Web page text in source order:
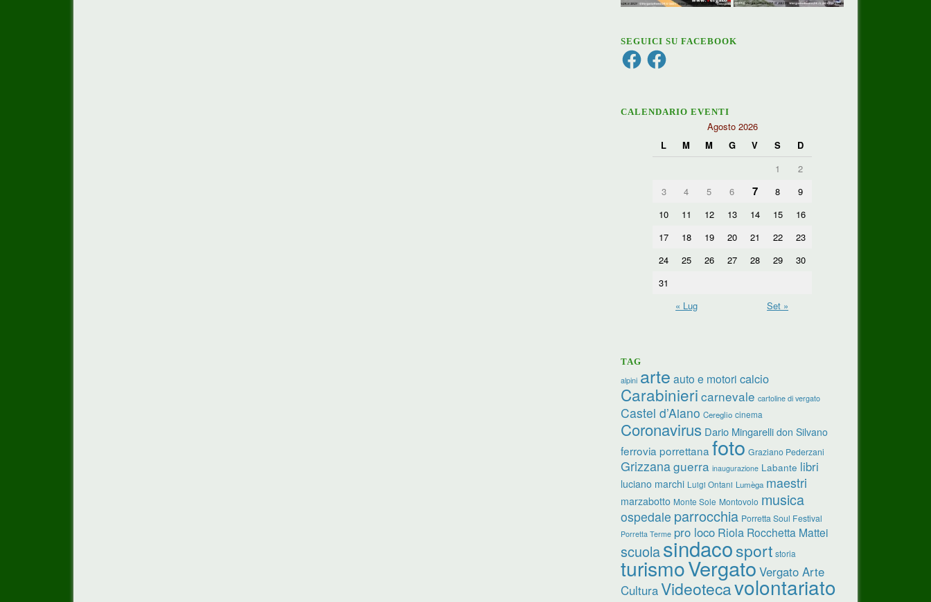
SEGUICI SU FACEBOOK
FacebookFacebook
CALENDARIO EVENTI
Agosto 2026
L
M M G V S
D
1
2
3
4 5 6 7 8
9
10
11 12 13 14 15
16
17
18 19 20 21 22
23
24
25 26 27 28 29
30
31
« Lug
Set »
TAG
alpini arte auto e motori calcio
Carabinieri carnevale cartoline di vergato
Castel d’Aiano Cereglio cinema
Coronavirus Dario Mingarelli don Silvano
ferrovia porrettana foto Graziano Pederzani
Grizzanaguerra inaugurazione Labante libri
luciano marchi Luigi Ontani Lumèga maestri
marzabotto Monte Sole Montovolo musica
ospedale parrocchia Porretta Soul Festival
Porretta Terme pro loco Riola Rocchetta Mattei
scuolasindacosport storia
turismoVergato Vergato Arte
CulturaVideotecavolontariato